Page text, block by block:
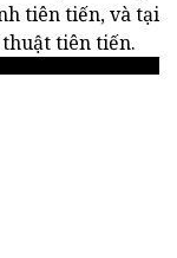
tiên tiến, và tại
thuật tiên tiến.